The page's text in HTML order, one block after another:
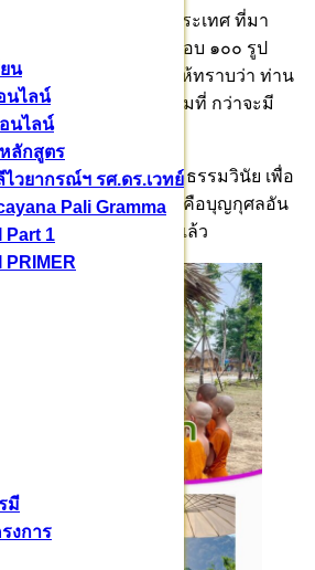
น
นไลน์
นไลน์
ลักสูตร
วยากรณ์ฯ รศ.ดร.เวทย์
Pali Gramma
Part 1
PRIMER
มี
งการ
ป จาก ๒๙ จังหวัดทั่วประเทศ ที่มา
รศึกษาพระธรรมวินัย เกือบ ๑๐๐ รูป
ระปาฏิโมกข์ นั่นแสดงให้ทราบว่า ท่าน
สมาธิ ปัญญา มาอย่างเต็มที่ กว่าจะมี
พระบาลีไว้ได้
น เป็นกิจกรรมเพื่อพระธรรมวินัย เพื่อ
ากเพียรเรียนพระไตร นี่คือบุญกุศลอัน
ด้ง่าย ๆ บุญเช่นนี้ มาถึงแล้ว